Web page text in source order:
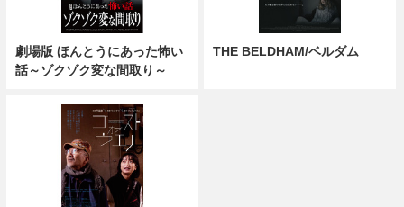
劇場版 ほんとうにあった怖い
話～ゾクゾク変な間取り～
THE BELDHAM/ベルダム